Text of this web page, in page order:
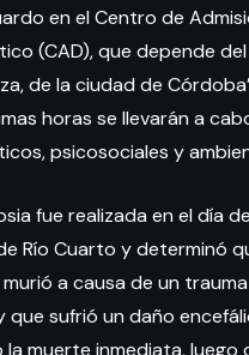
en el Centro de
(CAD), que depende
de la ciudad de
horas se llevarán a
psicosociales y
fue realizada en el día
Río Cuarto y determinó
a causa de un
que sufrió un daño
muerte inmediata, luego